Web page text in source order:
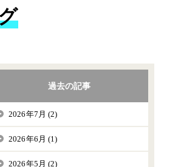
過去の記事
2026年7月 (2)
2026年6月 (1)
2026年5月 (2)